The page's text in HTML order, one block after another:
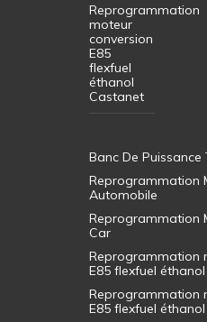
Reprogrammation
moteur
conversion
E85
flexfuel
éthanol
Castanet
Banc De Puissance
Reprogrammation
Automobile
Reprogrammation
Car
Reprogrammation
E85 flexfuel
Reprogrammation
E85 flexfuel